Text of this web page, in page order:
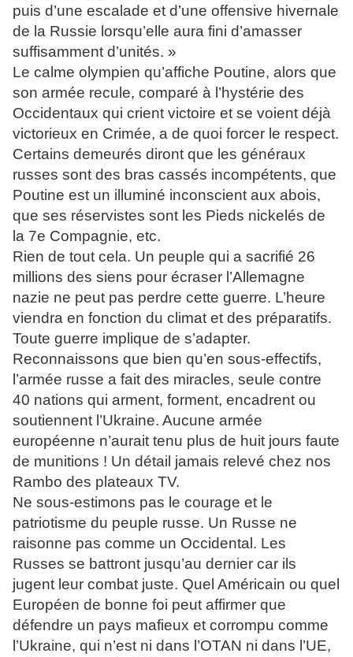
puis d’une escalade et d’une offensive hivernale
de la Russie lorsqu’elle aura fini d’amasser
suffisamment d’unités. »
Le calme olympien qu’affiche Poutine, alors que
son armée recule, comparé à l’hystérie des
Occidentaux qui crient victoire et se voient déjà
victorieux en Crimée, a de quoi forcer le respect.
Certains demeurés diront que les généraux
russes sont des bras cassés incompétents, que
Poutine est un illuminé inconscient aux abois,
que ses réservistes sont les Pieds nickelés de
la 7e Compagnie, etc.
Rien de tout cela. Un peuple qui a sacrifié 26
millions des siens pour écraser l’Allemagne
nazie ne peut pas perdre cette guerre. L’heure
viendra en fonction du climat et des préparatifs.
Toute guerre implique de s’adapter.
Reconnaissons que bien qu’en sous-effectifs,
l’armée russe a fait des miracles, seule contre
40 nations qui arment, forment, encadrent ou
soutiennent l’Ukraine. Aucune armée
européenne n’aurait tenu plus de huit jours faute
de munitions ! Un détail jamais relevé chez nos
Rambo des plateaux TV.
Ne sous-estimons pas le courage et le
patriotisme du peuple russe. Un Russe ne
raisonne pas comme un Occidental. Les
Russes se battront jusqu’au dernier car ils
jugent leur combat juste. Quel Américain ou quel
Européen de bonne foi peut affirmer que
défendre un pays mafieux et corrompu comme
l’Ukraine, qui n’est ni dans l’OTAN ni dans l’UE,